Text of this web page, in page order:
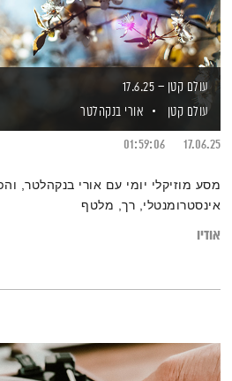
עולם קטן – 17.6.25
עולם קטן
אורי בנקהלטר
17.06.25
01:59:06
מסע מוזיקלי יומי עם אורי בנקהלטר,
אינסטרומנטלי, רך, מלטף
אודיו